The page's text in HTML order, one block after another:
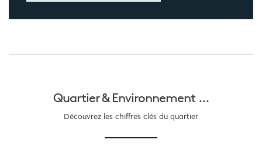
Quartier &Environnement ...
Découvrez les chiffres clés du quartier